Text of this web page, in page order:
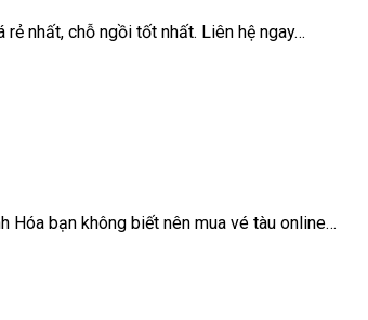
rẻ nhất, chỗ ngồi tốt nhất. Liên hệ ngay…
Hóa bạn không biết nên mua vé tàu online…